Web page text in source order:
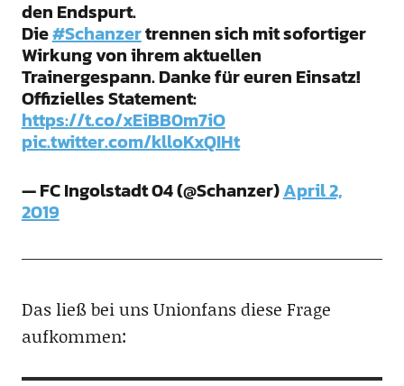
den Endspurt.
Die#Schanzertrennen sich mit sofortiger
Wirkung von ihrem aktuellen
Trainergespann. Danke für euren Einsatz!
Offizielles Statement:
https://t.co/xEiBB0m7iO
pic.twitter.com/klloKxQIHt
— FC Ingolstadt 04 (@Schanzer)April 2,
2019
Das ließ bei uns Unionfans diese Frage
aufkommen: